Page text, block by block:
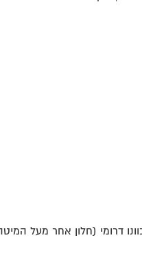
דרומי (חלון אחר מעל